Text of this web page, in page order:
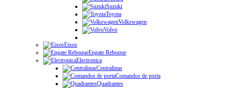
Suzuki
Toyota
Volkswagen
Volvo
Eixos
Engate Reboque
Electronica
Centralinas
Comandos de porta
Quadrantes